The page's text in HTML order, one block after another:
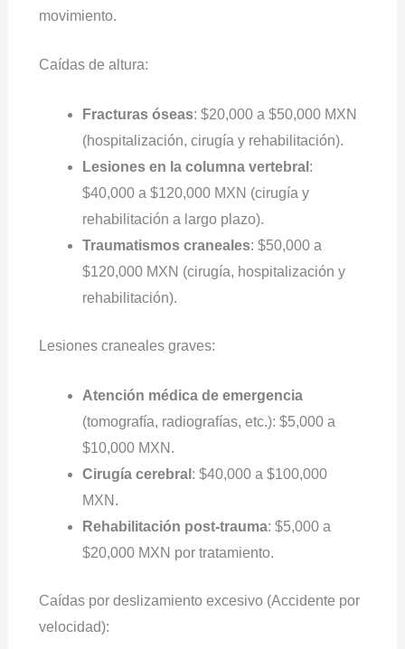
movimiento.
Caídas de altura:
Fracturas óseas: $20,000 a $50,000 MXN
(hospitalización, cirugía y rehabilitación).
Lesiones en la columna vertebral :
$40,000 a $120,000 MXN (cirugía y
rehabilitación a largo plazo).
Traumatismos craneales: $50,000 a
$120,000 MXN (cirugía, hospitalización y
rehabilitación).
Lesiones craneales graves:
Atención médica de emergencia
(tomografía, radiografías, etc.): $5,000 a
$10,000 MXN.
Cirugía cerebral : $40,000 a $100,000
MXN.
Rehabilitación post-trauma: $5,000 a
$20,000 MXN por tratamiento.
Caídas por deslizamiento excesivo (Accidente por
velocidad):